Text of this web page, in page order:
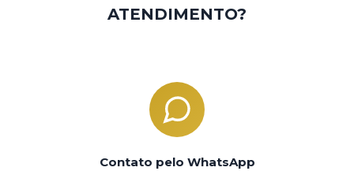
ATENDIMENTO?
Contato pelo WhatsApp